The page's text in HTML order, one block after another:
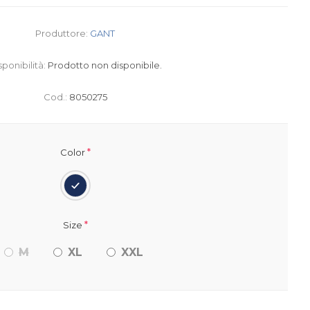
Produttore: GANT
Prodotto non disponibile.
Cod.: 8050275
Color*
Size *
M XL XXL